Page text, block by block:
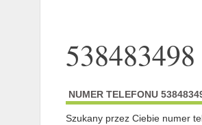
538483498
NUMER TELEFONU
Szukany przez Ciebie numer